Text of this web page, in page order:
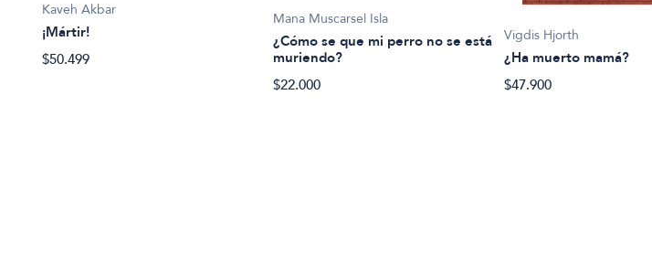
Kaveh Akbar
¡Mártir!
$50.499
Mana Muscarsel Isla
¿Cómo se que mi perro no se está
muriendo?
$22.000
Vigdis Hjorth
¿Ha muerto mamá?
$47.900